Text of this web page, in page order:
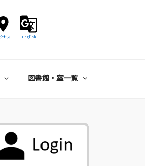
セス English
図書館・室一覧